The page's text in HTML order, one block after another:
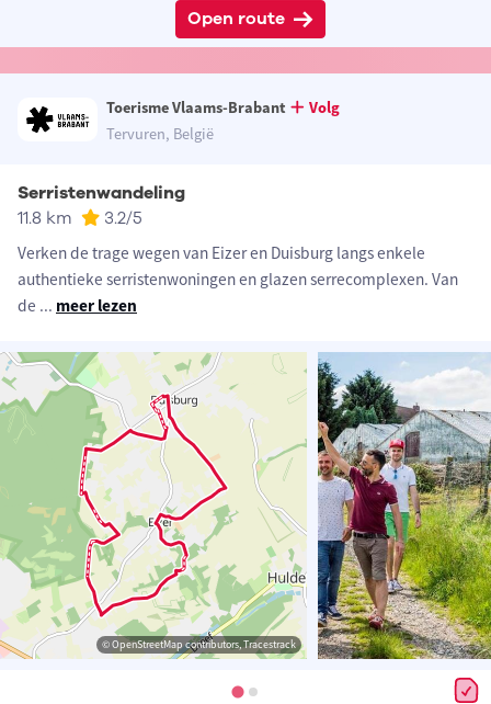
Open route
Toerisme Vlaams-Brabant
Volg
Tervuren, België
Serristenwandeling
11.8 km 3.2/5
Verken de trage wegen van Eizer en Duisburg langs enkele
authentieke serristenwoningen en glazen serrecomplexen. Van
de ... meer lezen
© OpenStreetMap contributors, Tracestrack